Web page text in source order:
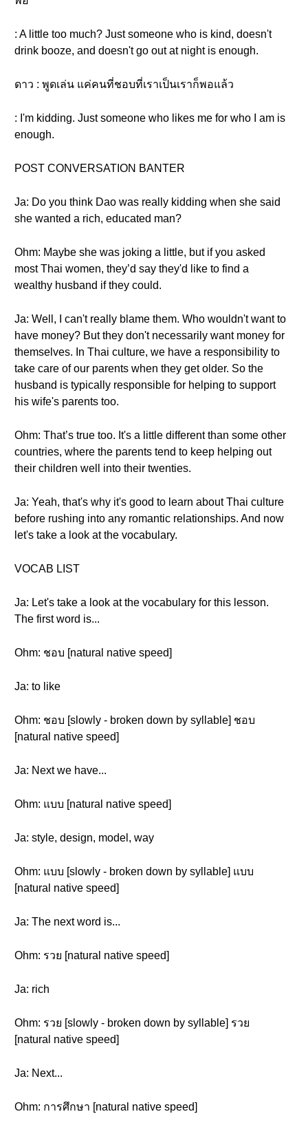
: A little too much? Just someone who is kind, doesn't
drink booze, and doesn't go out at night is enough.
ดาว : พูดเล่น แค่คนที่ชอบที่เราเป็นเราก็พอแล้ว
: I'm kidding. Just someone who likes me for who I am is
enough.
POST CONVERSATION BANTER
Ja: Do you think Dao was really kidding when she said
she wanted a rich, educated man?
Ohm: Maybe she was joking a little, but if you asked
most Thai women, they’d say they'd like to find a
wealthy husband if they could.
Ja: Well, I can't really blame them. Who wouldn't want to
have money? But they don't necessarily want money for
themselves. In Thai culture, we have a responsibility to
take care of our parents when they get older. So the
husband is typically responsible for helping to support
his wife's parents too.
Ohm: That’s true too. It's a little different than some other
countries, where the parents tend to keep helping out
their children well into their twenties.
Ja: Yeah, that's why it's good to learn about Thai culture
before rushing into any romantic relationships. And now
let's take a look at the vocabulary.
VOCAB LIST
Ja: Let's take a look at the vocabulary for this lesson.
The first word is...
Ohm: ชอบ [natural native speed]
Ja: to like
Ohm: ชอบ [slowly - broken down by syllable] ชอบ
[natural native speed]
Ja: Next we have...
Ohm: แบบ [natural native speed]
Ja: style, design, model, way
Ohm: แบบ [slowly - broken down by syllable] แบบ
[natural native speed]
Ja: The next word is...
Ohm: รวย [natural native speed]
Ja: rich
Ohm: รวย [slowly - broken down by syllable] รวย
[natural native speed]
Ja: Next...
Ohm: การศึกษา [natural native speed]